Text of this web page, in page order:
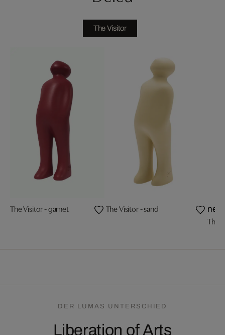
The Visitor
The Visitor - garnet The Visitor - sand neu
The
DER LUMAS UNTERSCHIED
Liberation of Arts